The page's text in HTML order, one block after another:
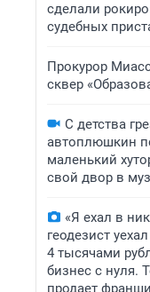
сделали
судебных
Прокурор
сквер
С детства
автоплюшкин
маленький
свой двор в
«Я ехал в
геодезист
4 тысячами
бизнес с нуля.
продает